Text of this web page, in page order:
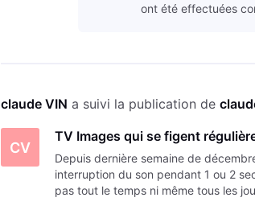
ont été effectuées
claude VIN a suivi la publication de
CV
TV Images qui se figent
Depuis dernière semaine de
interruption du son pendant 1 ou 2
pas tout le temps ni même tous les